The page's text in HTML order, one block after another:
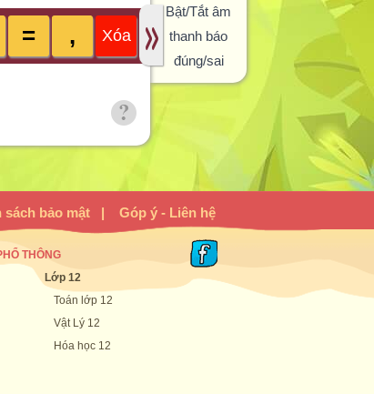
= , Xóa
Bật/Tắt âm
thanh báo
đúng/sai
sách bảo mật | Góp ý - Liên hệ
THÔNG
Lớp 12
Toán lớp 12
Vật Lý 12
Hóa học 12